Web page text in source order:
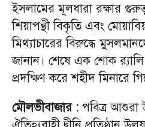
ইসলামের মূলধারা রক্ষার
শিয়াপন্থী বিকৃতি এবং
মিথ্যাচারের বিরুদ্ধে
জানান। শেষে এক শোক
প্রদক্ষিণ করে শহীদ মিনারে
মৌলভীবাজার : পবিত্র আশুরা